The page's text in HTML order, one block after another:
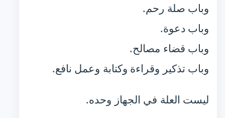
وباب صلة رحم.
وباب دعوة.
وباب قضاء مصالح.
وباب تذكير وقراءة وكتابة وعمل نافع.
ليست العلة في الجهاز وحده.